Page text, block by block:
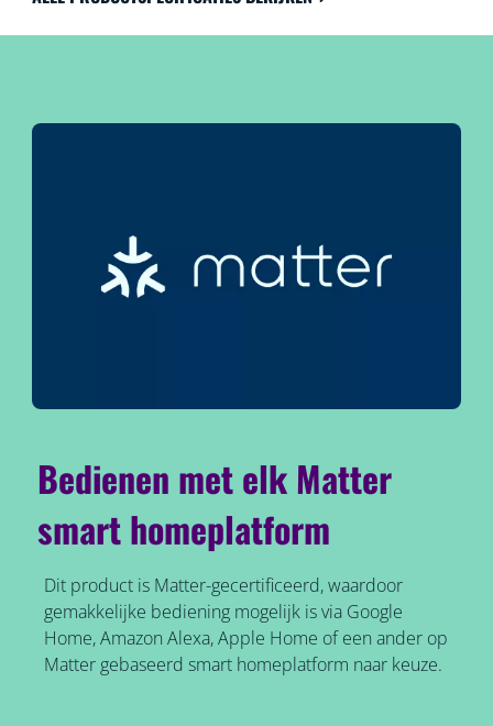
Bedienen met elk Matter
smart homeplatform
Dit product is Matter-gecertificeerd, waardoor
gemakkelijke bediening mogelijk is via Google
Home, Amazon Alexa, Apple Home of een ander op
Matter gebaseerd smart homeplatform naar keuze.